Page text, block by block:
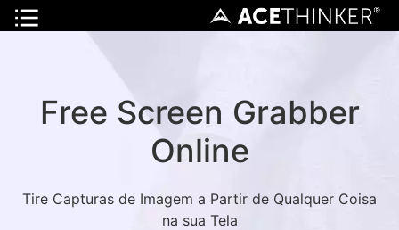
Free Screen Grabber
Online
Tire Capturas de Imagem a Partir de Qualquer Coisa
na sua Tela